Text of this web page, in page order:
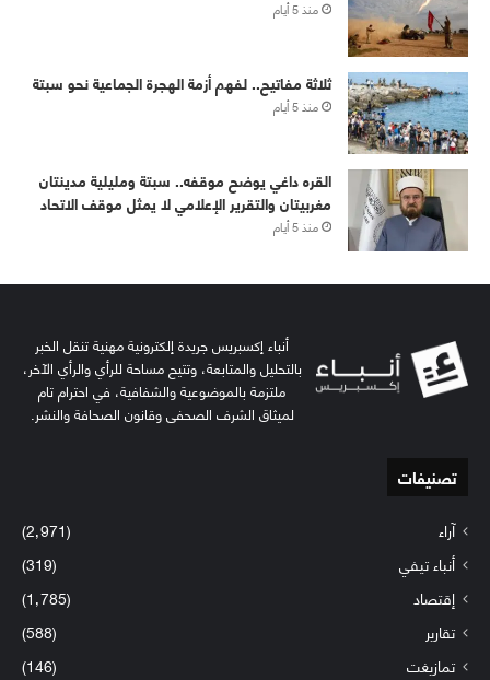
منذ 5 أيام
ثلاثة مفاتيح.. لفهم أزمة الهجرة الجماعية نحو سبتة
منذ 5 أيام
القره داغي يوضح موقفه.. سبتة ومليلية مدينتان
مغربيتان والتقرير الإعلامي لا يمثل موقف الاتحاد
منذ 5 أيام
أنباء إكسبريس جريدة إلكترونية مهنية تنقل الخبر
بالتحليل والمتابعة، وتتيح مساحة للرأي والرأي الآخر،
ملتزمة بالموضوعية والشفافية، في احترام تام
لميثاق الشرف الصحفي وقانون الصحافة والنشر.
تصنيفات
آراء
(2٬971)
أنباء تيفي
(319)
إقتصاد
(1٬785)
تقارير
(588)
تمازيغت
(146)